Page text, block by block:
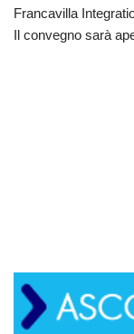
Francavilla
Il convegno sarà